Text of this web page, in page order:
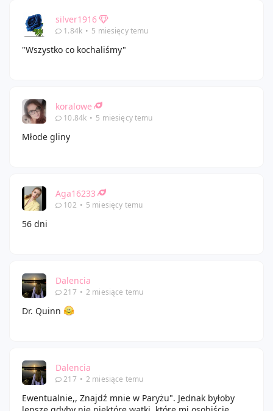
silver1916
1.84k • 5 miesięcy temu
"Wszystko co kochaliśmy"
koralowe
10.84k • 5 miesięcy temu
Młode gliny
Aga16233
102 • 5 miesięcy temu
56 dni
Dalencia
217 • 2 miesiące temu
Dr. Quinn
Dalencia
217 • 2 miesiące temu
Ewentualnie,, Znajdź mnie w Paryżu". Jednak byłoby